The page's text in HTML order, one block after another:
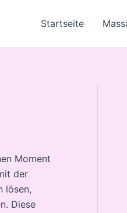
Startseite
Moment
der
lösen,
Diese